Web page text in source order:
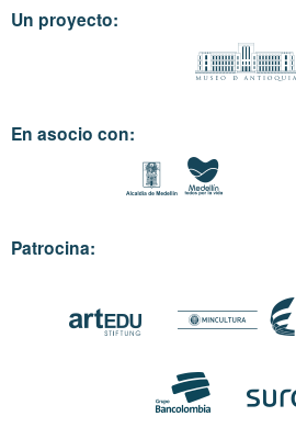
Un proyecto:
En asocio con:
Patrocina: